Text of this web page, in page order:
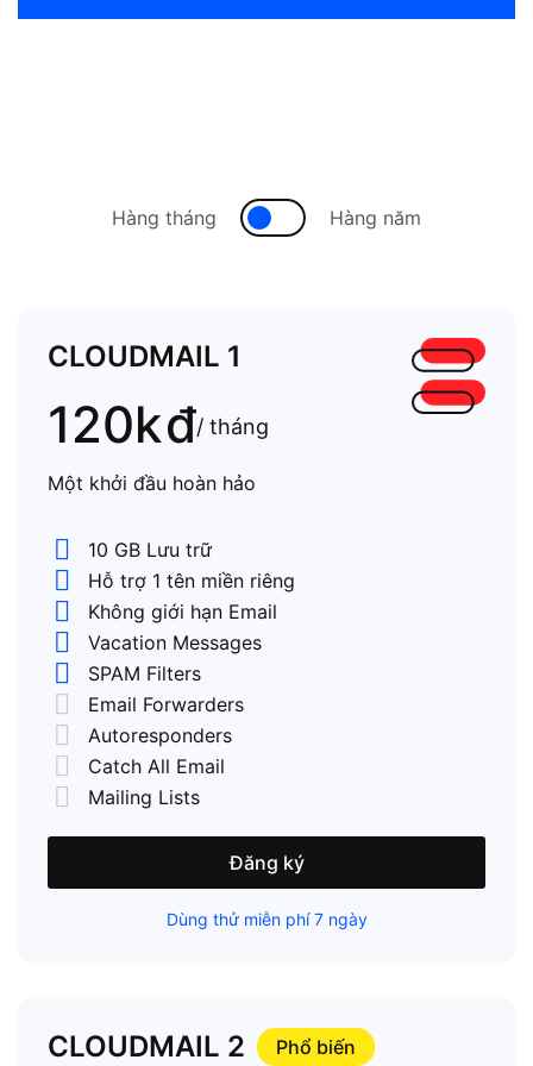
Hàng tháng Hàng năm
CLOUDMAIL 1
120kđ/ tháng
Một khởi đầu hoàn hảo
10 GB Lưu trữ
Hỗ trợ 1 tên miền riêng
Không giới hạn Email
Vacation Messages
SPAM Filters
Email Forwarders
Autoresponders
Catch All Email
Mailing Lists
Đăng ký
Dùng thử miễn phí 7 ngày
CLOUDMAIL 2 Phổ biến